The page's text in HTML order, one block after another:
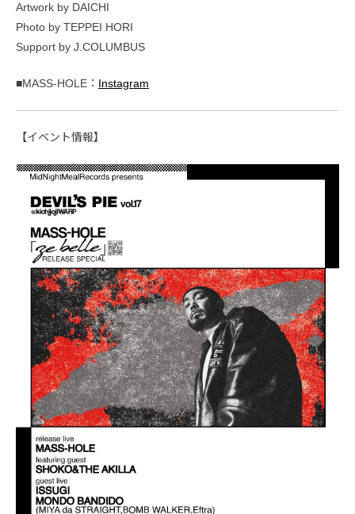
Artwork by DAICHI
Photo by TEPPEI HORI
Support by J.COLUMBUS
■MASS-HOLE： Instagram
【イベント情報】